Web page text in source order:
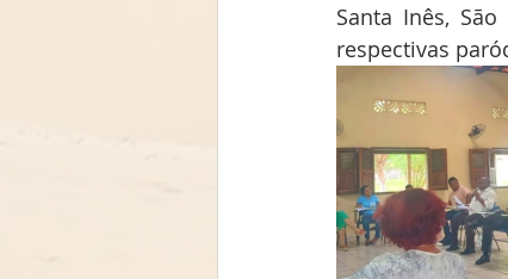
Santa Inês,
respectivas